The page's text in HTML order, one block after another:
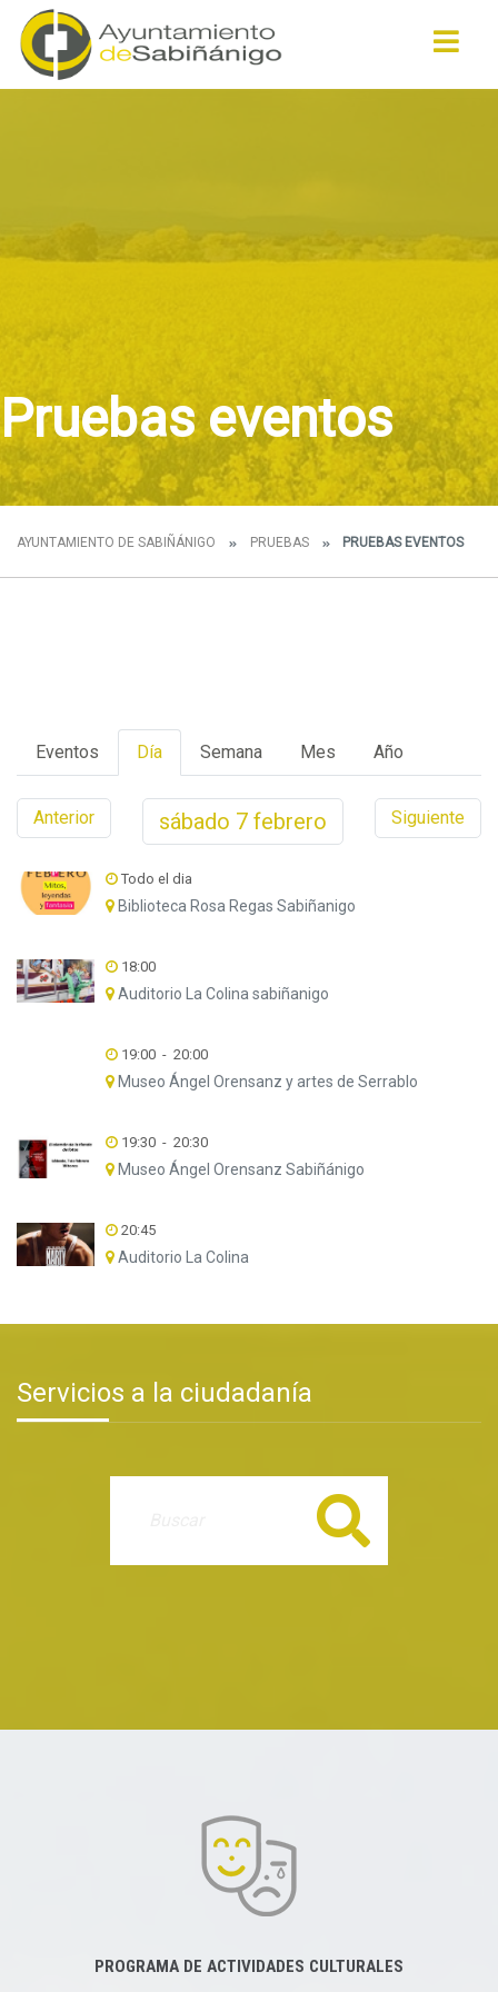
Pruebas eventos
AYUNTAMIENTO DE SABIÑÁNIGO PRUEBAS PRUEBAS EVENTOS
Eventos Día Semana Mes Año
Anterior sábado 7 febrero Siguiente
Todo el dia
Biblioteca Rosa Regas Sabiñanigo
18:00
Auditorio La Colina sabiñanigo
19:00 - 20:00
Museo Ángel Orensanz y artes de Serrablo
19:30 - 20:30
Museo Ángel Orensanz Sabiñánigo
20:45
Auditorio La Colina
Servicios a la ciudadanía
Buscar
PROGRAMA DE ACTIVIDADES CULTURALES